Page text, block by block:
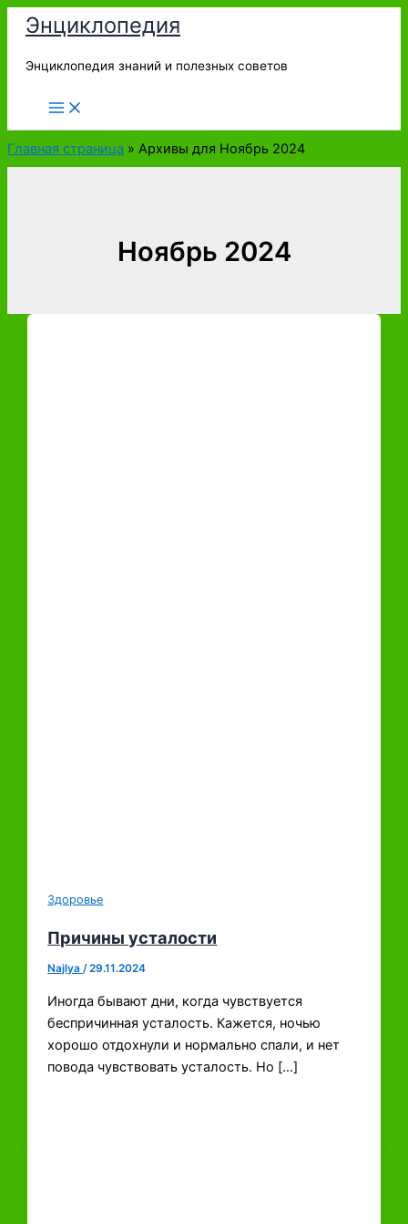
Перейти
содержимому
Энциклопедия
Энциклопедия знаний и полезных советов
Главная страница » Архивы для Ноябрь 2024
Ноябрь 2024
Здоровье
Причины усталости
Najlya/29.11.2024
Иногда бывают дни, когда чувствуется
беспричинная усталость. Кажется, ночью
хорошо отдохнули и нормально спали, и нет
повода чувствовать усталость. Но […]